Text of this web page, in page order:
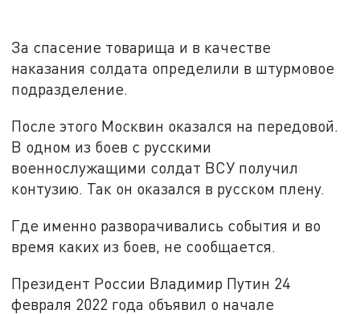
За спасение товарища и в качестве
наказания солдата определили в штурмовое
подразделение.
После этого Москвин оказался на передовой.
В одном из боев с русскими
военнослужащими солдат ВСУ получил
контузию. Так он оказался в русском плену.
Где именно разворачивались события и во
время каких из боев, не сообщается.
Президент России Владимир Путин 24
февраля 2022 года объявил о начале